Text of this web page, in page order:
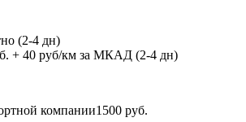
(2-4 дн)
+ 40 руб/км за МКАД (2-4 дн)
компании1500 руб.